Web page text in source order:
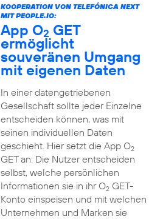
KOOPERATION VON TELEFÓNICA NEXT
MIT PEOPLE.IO:
App O2 GET
ermöglicht
souveränen Umgang
mit eigenen Daten
In einer datengetriebenen
Gesellschaft sollte jeder Einzelne
entscheiden können, was mit
seinen individuellen Daten
geschieht. Hier setzt die App O2
GET an: Die Nutzer entscheiden
selbst, welche persönlichen
Informationen sie in ihr O2GET-
Konto einspeisen und mit welchen
Unternehmen und Marken sie